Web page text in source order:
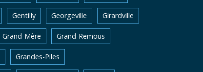
Gentilly Georgeville Girardville
Grand-Mère Grand-Remous
Grandes-Piles